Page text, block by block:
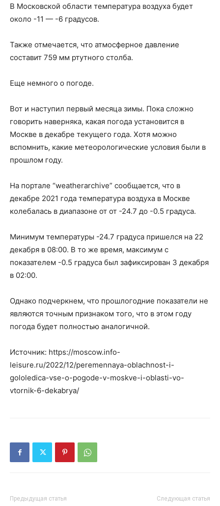
В Московской области температура воздуха будет
около -11 — -6 градусов.
Также отмечается, что атмосферное давление
составит 759 мм ртутного столба.
Еще немного о погоде.
Вот и наступил первый месяца зимы. Пока сложно
говорить наверняка, какая погода установится в
Москве в декабре текущего года. Хотя можно
вспомнить, какие метеорологические условия были в
прошлом году.
На портале “weatherarchive” сообщается, что в
декабре 2021 года температура воздуха в Москве
колебалась в диапазоне от от -24.7 до -0.5 градуса.
Минимум температуры -24.7 градуса пришелся на 22
декабря в 08:00. В то же время, максимум с
показателем -0.5 градуса был зафиксирован 3 декабря
в 02:00.
Однако подчеркнем, что прошлогодние показатели не
являются точным признаком того, что в этом году
погода будет полностью аналогичной.
Источник: https://moscow.info-
leisure.ru/2022/12/peremennaya-oblachnost-i-
gololedica-vse-o-pogode-v-moskve-i-oblasti-vo-
vtornik-6-dekabrya/
Предыдущая статья Следующая статья